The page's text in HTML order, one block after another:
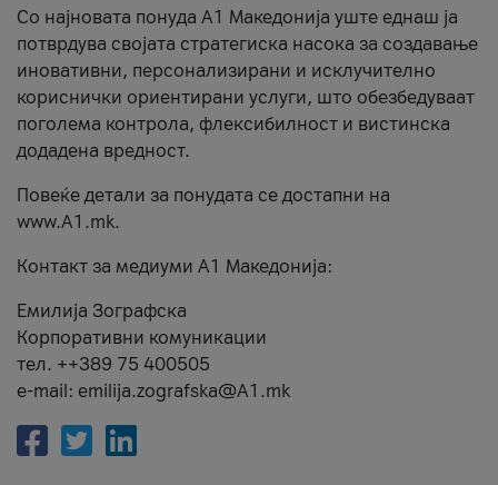
Со најновата понуда А1 Македонија уште еднаш ја
потврдува својата стратегиска насока за создавање
иновативни, персонализирани и исклучително
кориснички ориентирани услуги, што обезбедуваат
поголема контрола, флексибилност и вистинска
додадена вредност.
Повеќе детали за понудата се достапни на
www.А1.mk.
Контакт за медиуми А1 Македонија:
Емилија Зографска
Корпоративни комуникации
тел. ++389 75 400505
e-mail: emilija.zografska@A1.mk